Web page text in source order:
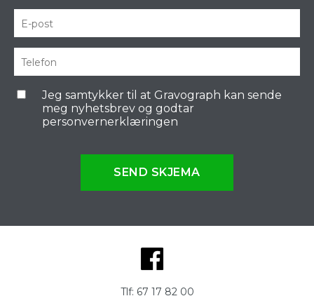
Jeg samtykker til at Gravograph kan sende
meg nyhetsbrev og godtar
personvernerklæringen
SEND SKJEMA
Tlf: 67 17 82 00